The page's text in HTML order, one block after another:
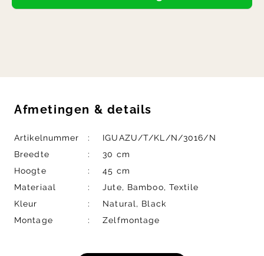
Afmetingen & details
Artikelnummer
IGUAZU/T/KL/N/3016/N
Breedte
30 cm
Hoogte
45 cm
Materiaal
Jute, Bamboo, Textile
Kleur
Natural, Black
Montage
Zelfmontage